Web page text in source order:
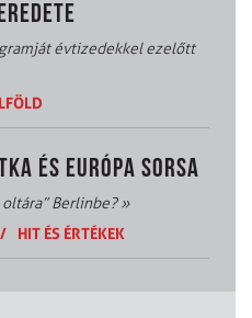
évtizedekkel ezelőtt
ÉS EURÓPA SORSA
Berlinbe?»
/ HIT ÉS ÉRTÉKEK